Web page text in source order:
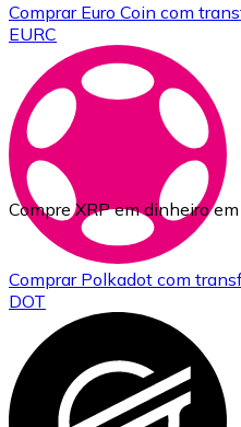
Comprar Euro Coin com
EURC
Comprar Polkadot com
DOT
Compre XRP em dinheiro